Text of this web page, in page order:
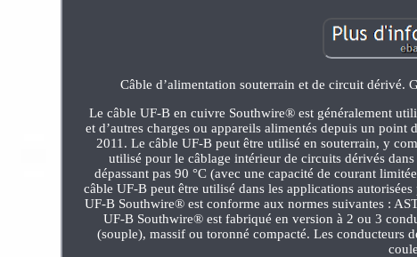
Câble d’alimentation souterrain et de circuit dérivé.
Le câble UF-B en cuivre Southwire® est généralement
et d’autres charges ou appareils alimentés depuis un
2011. Le câble UF-B peut être utilisé en souterrain, y
utilisé pour le câblage intérieur de circuits dérivés
dépassant pas 90 °C (avec une capacité de courant
câble UF-B peut être utilisé dans les applications
UF-B Southwire® est conforme aux normes suivantes :
UF-B Southwire® est fabriqué en version à 2 ou 3
(souple), massif ou toronné compacté. Les conducteurs